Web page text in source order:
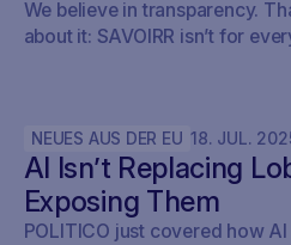
We believe in transparency.
about it: SAVOIRR isn’t for
NEUES AUS DER EU 18. JUL.
AI Isn’t Replacing
Exposing Them
POLITICO just covered how